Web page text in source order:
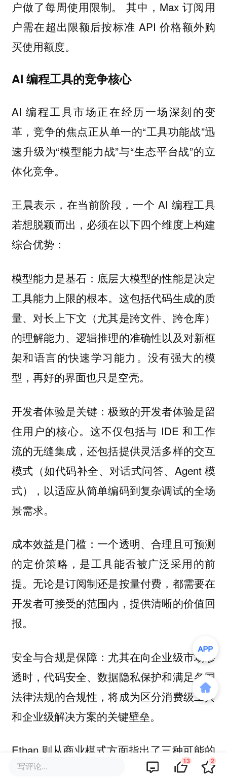
户做了每周使用限制。 其中，Max 订阅用
户需在超出限额后按标准 API 价格额外购
买使用额度。
AI 编程工具的竞争核心
AI 编程工具市场正在经历一场深刻的变
革，竞争的焦点正从单一的“工具功能战”迅
速升级为“模型能力战”与“生态平台战”的立
体化竞争。
王晨表示，在当前阶段，一个 AI 编程工具
若想脱颖而出，必须在以下四个维度上构建
综合优势：
模型能力是基石：底层大模型的性能是决定
工具能力上限的根本。这包括代码生成的质
量、对长上下文（尤其是跨文件、跨仓库）
的理解能力、逻辑推理的准确性以及对新框
架和语言的快速学习能力。 没有强大的模
型，再好的界面也只是空壳。
开发者体验是关键：极致的开发者体验是留
住用户的核心。这不仅包括与 IDE 和工作
流的无缝集成，还包括提供灵活多样的交互
模式（如代码补全、对话式问答、Agent 模
式），以适应从简单编码到复杂调试的全场
景需求。
成本效益是门槛：一个透明、合理且可预测
的定价策略，是工具能否被广泛采用的前
提。无论是订阅制还是按量付费，都需要在
开发者可接受的范围内，提供清晰的价值回
报。
安全与合规是保障：尤其在向企业级市场渗
透时，代码安全、数据隐私保护和满足各国
法律法规的合规性，将成为区分消费级工具
和企业级解决方案的关键壁垒。
Ethan 则从商业模式方面指出了三种可能的
出路：
写评论... 13 2